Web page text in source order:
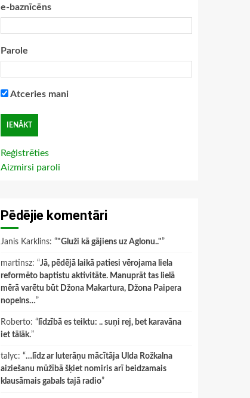
e-baznīcēns
Parole
Atceries mani
Reģistrēties
Aizmirsi paroli
Pēdējie komentāri
Janis Karklins: “"Gluži kā gājiens uz Aglonu.."”
martinsz: “Jā, pēdējā laikā patiesi vērojama liela
reformēto baptistu aktivitāte. Manuprāt tas lielā
mērā varētu būt Džona Makartura, Džona Paipera
nopelns…”
Roberto: “ līdzībā es teiktu: .. suņi rej, bet karavāna
iet tālāk.”
talyc: “…līdz ar luterāņu mācītāja Ulda Rožkalna
aiziešanu mūžībā šķiet nomiris arī beidzamais
klausāmais gabals tajā radio”